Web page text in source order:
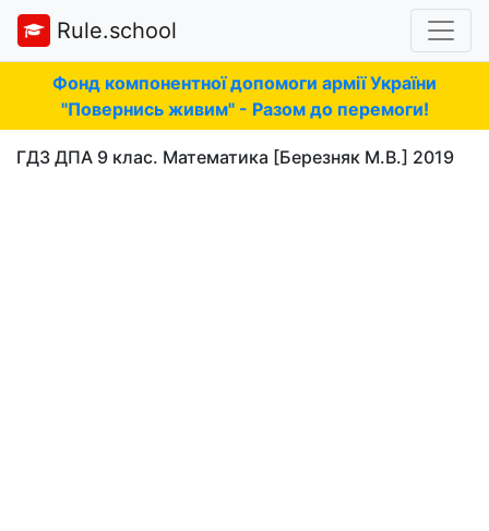
Rule.school
Фонд компонентної допомоги армії України
"Повернись живим" - Разом до перемоги!
ГДЗ ДПА 9 клас. Математика [Березняк М.В.] 2019